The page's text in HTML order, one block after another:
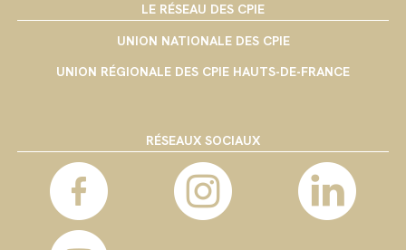
LE RÉSEAU DES CPIE
UNION NATIONALE DES CPIE
UNION RÉGIONALE DES CPIE HAUTS-DE-FRANCE
RÉSEAUX SOCIAUX